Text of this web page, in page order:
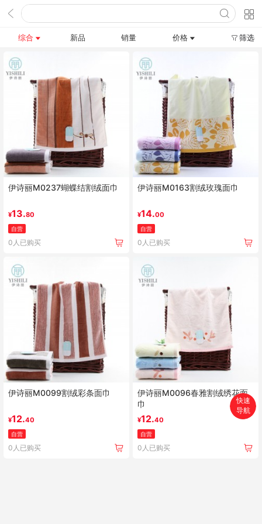
综合 新品 销量 价格 筛选
伊诗丽M0237蝴蝶结割绒面巾
¥13.80
自营
0人已购买
伊诗丽M0163割绒玫瑰面巾
¥14.00
自营
0人已购买
伊诗丽M0099割绒彩条面巾
¥12.40
自营
0人已购买
伊诗丽M0096春雅割绒绣花面
巾
¥12.40
自营
0人已购买
首页
搜索
快速
导航